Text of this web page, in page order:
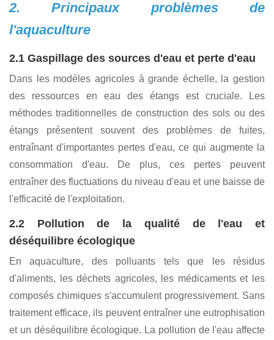
2. Principaux problèmes de
l'aquaculture
2.1 Gaspillage des sources d'eau et perte d'eau
Dans les modèles agricoles à grande échelle, la gestion
des ressources en eau des étangs est cruciale. Les
méthodes traditionnelles de construction des sols ou des
étangs présentent souvent des problèmes de fuites,
entraînant d'importantes pertes d'eau, ce qui augmente la
consommation d'eau. De plus, ces pertes peuvent
entraîner des fluctuations du niveau d'eau et une baisse de
l'efficacité de l'exploitation.